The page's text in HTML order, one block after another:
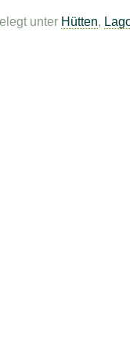
unter Hütten,